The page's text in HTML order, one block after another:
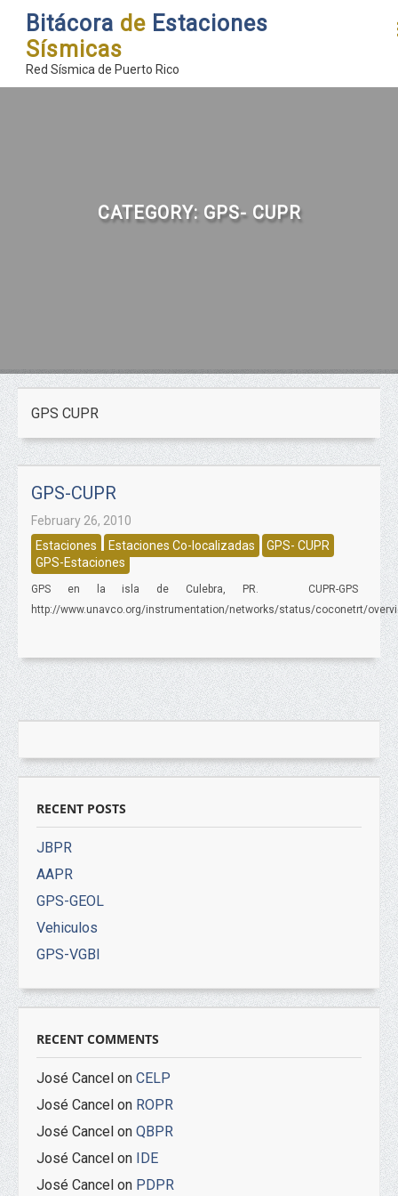
Bitácora de Estaciones
Sísmicas
Red Sísmica de Puerto Rico
CATEGORY: GPS- CUPR
GPS CUPR
GPS-CUPR
February 26, 2010
Estaciones
Estaciones Co-localizadas
GPS- CUPR
GPS-Estaciones
GPS en la isla de Culebra, PR. CUPR-GPS
http://www.unavco.org/instrumentation/networks/status/coconetrt/
RECENT POSTS
JBPR
AAPR
GPS-GEOL
Vehiculos
GPS-VGBI
RECENT COMMENTS
José Cancel on CELP
José Cancel on ROPR
José Cancel on QBPR
José Cancel on IDE
José Cancel on PDPR